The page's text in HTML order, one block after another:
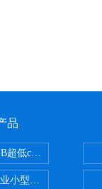
品
超低cems烟气监测系
小型气象站